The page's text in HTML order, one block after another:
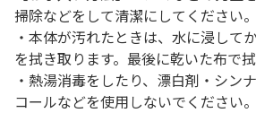
掃除などをして清潔にしてください。
・本体が汚れたときは、水に浸して
を拭き取ります。最後に乾いた布で
・熱湯消毒をしたり、漂白剤・シン
コールなどを使用しないでください。